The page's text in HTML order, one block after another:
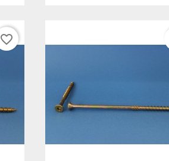
favorite_border